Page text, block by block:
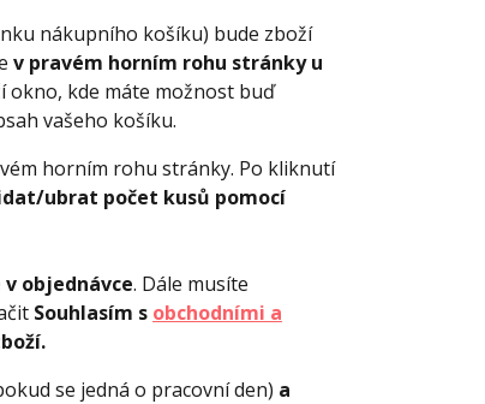
nákupního košíku) bude zboží
v pravém horním rohu stránky u
okno, kde máte možnost buď
vašeho košíku.
horním rohu stránky. Po kliknutí
ubrat počet kusů pomocí
objednávce. Dále musíte
Souhlasím s obchodními a
se jedná o pracovní den) a